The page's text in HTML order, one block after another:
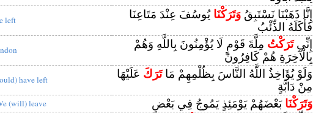
left إِنَّا ذَهَبْنَا نَسْتَبِقُ وَتَرَكْنَا يُوسُفَ عِنْدَ مَتَاعِنَا
فَأَكَلَهُ الذِّئْبُ
إِنِّيتَرَكْتُ مِلَّةَ قَوْمٍ لَا يُؤْمِنُونَ بِاللَّهِ وَهُمْ
بِالْآخِرَةِ هُمْ كَافِرُونَ
have left وَلَوْ يُؤَاخِذُ اللَّهُ النَّاسَ بِظُلْمِهِمْ مَاتَرَكَ عَلَيْهَا
مِنْ دَابَّةٍ
(will) leave وَتَرَكْنَا بَعْضَهُمْ يَوْمَئِذٍ يَمُوجُ فِي بَعْضٍ